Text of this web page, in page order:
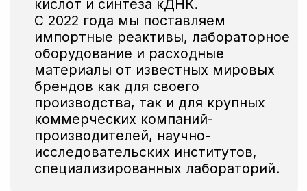
Собственные площади
для производства,
оборудование
Оптимизация состава